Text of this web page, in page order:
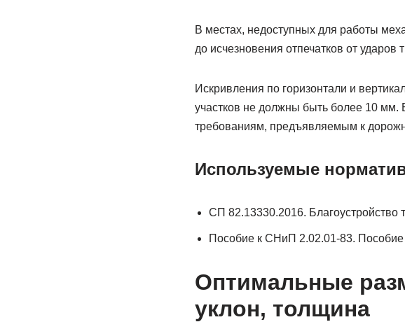
В местах, недоступных для работы
до исчезновения отпечатков от
Искривления по горизонтали и
участков не должны быть более 10 мм.
требованиям, предъявляемым к
Используемые
СП 82.13330.2016. Благоустройство
Пособие к СНиП 2.02.01-83.
Оптимальные
уклон, толщина